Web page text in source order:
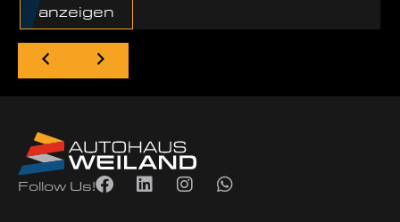
anzeigen
Follow Us!